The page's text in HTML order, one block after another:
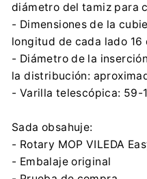
diámetro del tamiz para
- Dimensiones de la
longitud de cada lado 16
- Diámetro de la
la distribución:
- Varilla telescópica: 59-
Sada obsahuje:
- Rotary MOP VILEDA
- Embalaje original